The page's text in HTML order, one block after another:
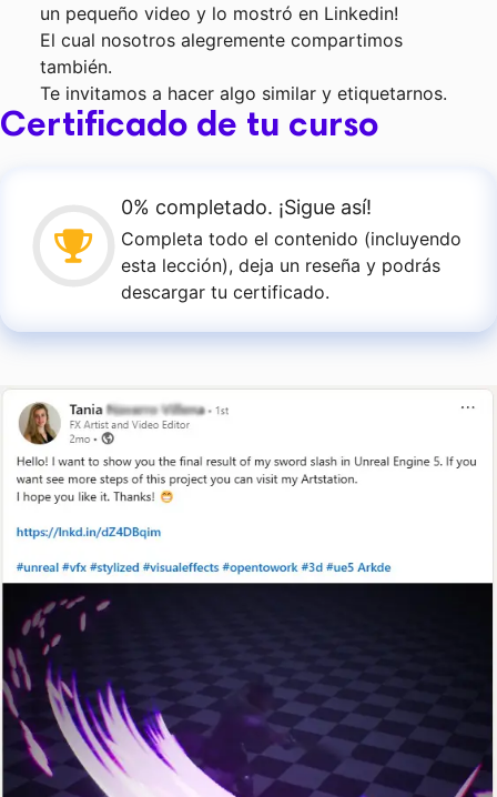
un pequeño video y lo mostró en Linkedin!
El cual nosotros alegremente compartimos
también.
Te invitamos a hacer algo similar y etiquetarnos.
Certificado de tu curso
0% completado. ¡Sigue así!
Completa todo el contenido (incluyendo
esta lección), deja un reseña y podrás
descargar tu certificado.